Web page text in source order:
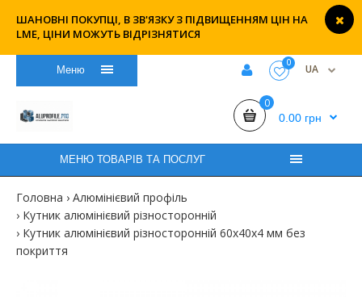
ШАНОВНІ ПОКУПЦІ, В ЗВ'ЯЗКУ З ПІДВИЩЕННЯМ ЦІН НА
LME, ЦІНИ МОЖУТЬ ВІДРІЗНЯТИСЯ
Меню
0 UA
0
0.00 грн
МЕНЮ ТОВАРІВ ТА ПОСЛУГ
Головна
Алюмінієвий профіль
Кутник алюмінієвий різносторонній
Кутник алюмінієвий різносторонній 60х40х4 мм без
покриття